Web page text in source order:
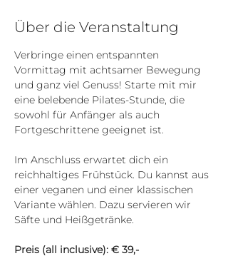
Über die Veranstaltung
Verbringe einen entspannten
Vormittag mit achtsamer Bewegung
und ganz viel Genuss! Starte mit mir
eine belebende Pilates-Stunde, die
sowohl für Anfänger als auch
Fortgeschrittene geeignet ist.
Im Anschluss erwartet dich ein
reichhaltiges Frühstück. Du kannst aus
einer veganen und einer klassischen
Variante wählen. Dazu servieren wir
Säfte und Heißgetränke.
Preis (all inclusive): € 39,-